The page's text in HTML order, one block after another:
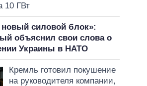
10 ГВт
силовой блок»:
объяснил свои слова о
Украины в НАТО
Кремль готовил покушение
на руководителя компании,